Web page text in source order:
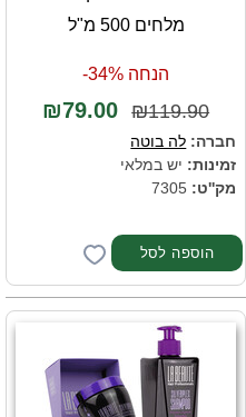
מלחים 500 מ"ל
הנחה 34%-
₪119.90
₪79.00
חברה: לה בוטה
זמינות: יש במלאי
מק''ט: